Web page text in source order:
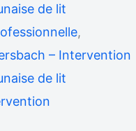
de lit
,
– Intervention
de lit